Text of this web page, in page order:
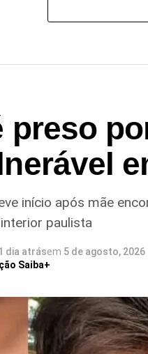
preso
início após mãe
paulista
dia atrásem 5 de agosto, 2026
Saiba+